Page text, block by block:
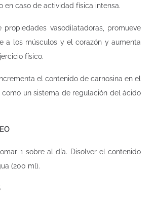
en caso de actividad física intensa.
propiedades vasodilatadoras, promueve
a los músculos y el corazón y aumenta
físico.
el contenido de carnosina en el
un sistema de regulación del ácido
1 sobre al día. Disolver el contenido
(200 ml).